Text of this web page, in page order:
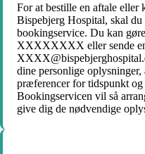
For at bestille en aftale eller
Bispebjerg Hospital, skal
bookingservice. Du kan
XXXXXXXX eller sende
dine personlige
præferencer for tidspunkt
Bookingservicen vil så
give dig de nødvendige